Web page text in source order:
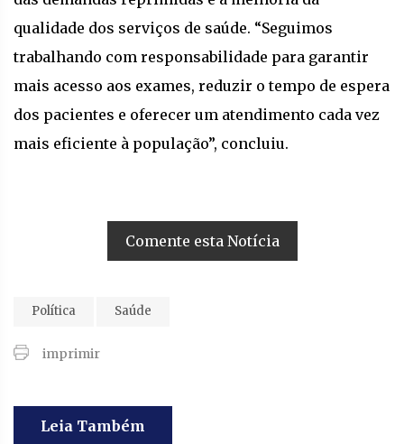
qualidade dos serviços de saúde. “Seguimos
trabalhando com responsabilidade para garantir
mais acesso aos exames, reduzir o tempo de espera
dos pacientes e oferecer um atendimento cada vez
mais eficiente à população”, concluiu.
Comente esta Notícia
Política Saúde
imprimir
Leia Também